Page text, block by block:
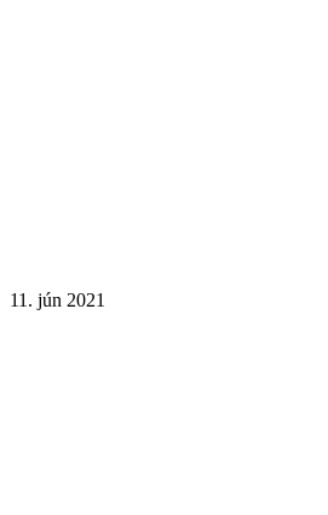
11. jún 2021